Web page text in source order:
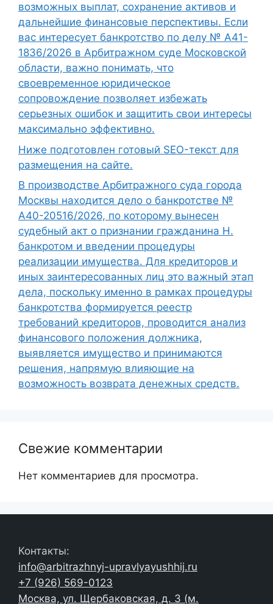
возможных выплат, сохранение активов и
дальнейшие финансовые перспективы. Если
вас интересует банкротство по делу № А41-
1836/2026 в Арбитражном суде Московской
области, важно понимать, что
своевременное юридическое
сопровождение позволяет избежать
серьезных ошибок и защитить свои интересы
максимально эффективно.
Ниже подготовлен готовый SEO-текст для
размещения на сайте.
В производстве Арбитражного суда города
Москвы находится дело о банкротстве №
А40-20516/2026, по которому вынесен
судебный акт о признании гражданина Н.
банкротом и введении процедуры
реализации имущества. Для кредиторов и
иных заинтересованных лиц это важный этап
дела, поскольку именно в рамках процедуры
банкротства формируется реестр
требований кредиторов, проводится анализ
финансового положения должника,
выявляется имущество и принимаются
решения, напрямую влияющие на
возможность возврата денежных средств.
Свежие комментарии
Нет комментариев для просмотра.
Контакты:
info@arbitrazhnyj-upravlyayushhij.ru
+7 (926) 569-0123
Москва, ул. Щербаковская, д. 3 (м.